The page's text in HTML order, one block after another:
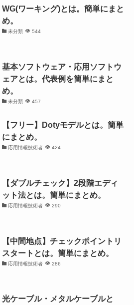
WG(ワーキング)とは。簡単にまと
め。
未分類 544
基本ソフトウェア・応用ソフトウ
ェアとは。代表例を簡単にまと
め。
未分類 457
【フリー】Dotyモデルとは。簡単
にまとめ。
応用情報技術者 424
【ダブルチェック】2段階エディ
ット法とは。簡単にまとめ。
応用情報技術者 290
【中間地点】チェックポイントリ
スタートとは。簡単にまとめ。
応用情報技術者 286
光ケーブル・メタルケーブルと